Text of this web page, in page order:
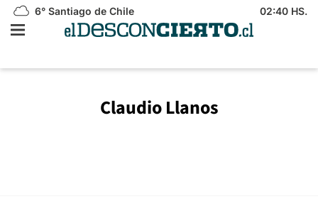
6° Santiago de Chile 02:40 HS.
Claudio Llanos